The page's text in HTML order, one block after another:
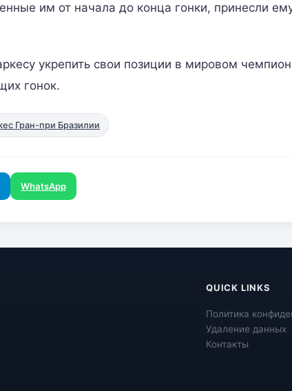
им от начала до конца гонки, принесли
укрепить свои позиции в мировом
гонок.
Гран-при Бразилии
WhatsApp
QUICK LINKS
Политика
Удаление данных
Контакты